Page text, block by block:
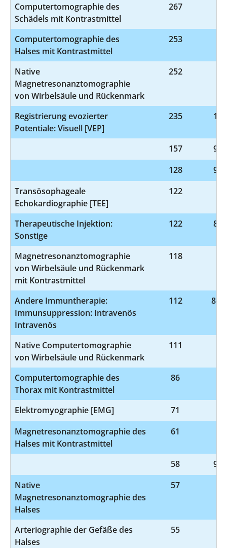
Computertomographie des
Schädels mit Kontrastmittel
267
Computertomographie des
Halses mit Kontrastmittel
253
Native
Magnetresonanztomographie
von Wirbelsäule und Rückenmark
252
Registrierung evozierter
Potentiale: Visuell [VEP]
235 1-
157
9-
128
9-
Transösophageale
Echokardiographie [TEE]
122
Therapeutische Injektion:
Sonstige
122 8-
Magnetresonanztomographie
von Wirbelsäule und Rückenmark
mit Kontrastmittel
118
Andere Immuntherapie:
Immunsuppression: Intravenös
Intravenös
112 8-
Native Computertomographie
von Wirbelsäule und Rückenmark
111
Computertomographie des
Thorax mit Kontrastmittel
86
Elektromyographie [EMG] 71
Magnetresonanztomographie des
Halses mit Kontrastmittel
61
58
9-
Native
Magnetresonanztomographie des
Halses
57
Arteriographie der Gefäße des
Halses
55